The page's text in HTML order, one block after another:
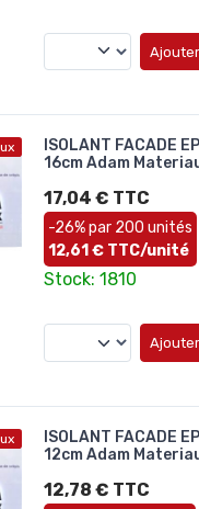
Ajouter
ISOLANT FACADE
16cm Adam
17,04 € TTC
-26% par 200 unités
12,61 € TTC/unité
Stock: 1810
Ajouter
ISOLANT FACADE
12cm Adam
12,78 € TTC